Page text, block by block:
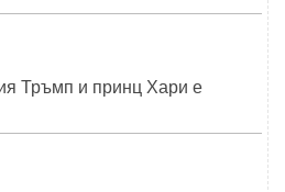
Тръмп и принц Хари е